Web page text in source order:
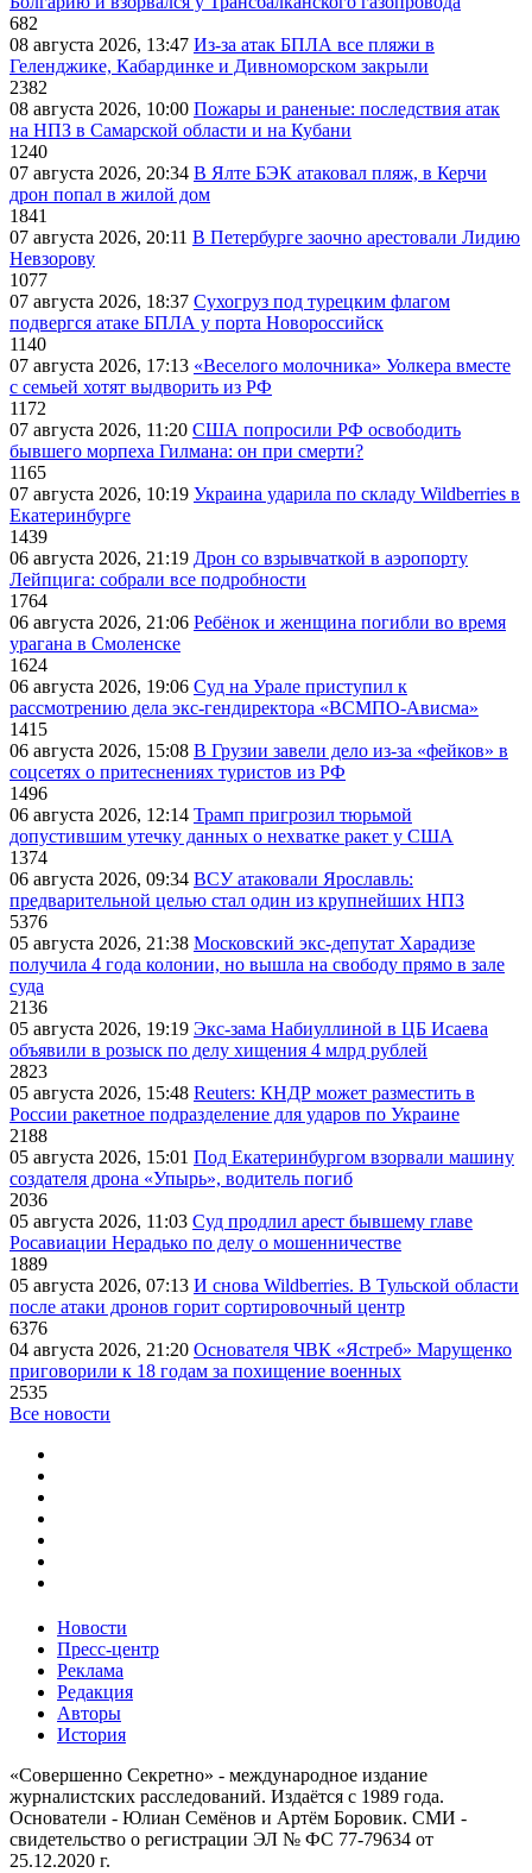
682
08 августа 2026, 13:47 Из-за атак БПЛА все пляжи в
Геленджике, Кабардинке и Дивноморском закрыли
2382
08 августа 2026, 10:00 Пожары и раненые: последствия атак
на НПЗ в Самарской области и на Кубани
1240
07 августа 2026, 20:34 В Ялте БЭК атаковал пляж, в Керчи
дрон попал в жилой дом
1841
07 августа 2026, 20:11 В Петербурге заочно арестовали Лидию
Невзорову
1077
07 августа 2026, 18:37 Сухогруз под турецким флагом
подвергся атаке БПЛА у порта Новороссийск
1140
07 августа 2026, 17:13 «Веселого молочника» Уолкера вместе
с семьей хотят выдворить из РФ
1172
07 августа 2026, 11:20 США попросили РФ освободить
бывшего морпеха Гилмана: он при смерти?
1165
07 августа 2026, 10:19 Украина ударила по складу Wildberries в
Екатеринбурге
1439
06 августа 2026, 21:19 Дрон со взрывчаткой в аэропорту
Лейпцига: собрали все подробности
1764
06 августа 2026, 21:06 Ребёнок и женщина погибли во время
урагана в Смоленске
1624
06 августа 2026, 19:06 Суд на Урале приступил к
рассмотрению дела экс-гендиректора «ВСМПО-Ависма»
1415
06 августа 2026, 15:08 В Грузии завели дело из-за «фейков» в
соцсетях о притеснениях туристов из РФ
1496
06 августа 2026, 12:14 Трамп пригрозил тюрьмой
допустившим утечку данных о нехватке ракет у США
1374
06 августа 2026, 09:34 ВСУ атаковали Ярославль:
предварительной целью стал один из крупнейших НПЗ
5376
05 августа 2026, 21:38 Московский экс-депутат Харадизе
получила 4 года колонии, но вышла на свободу прямо в зале
суда
2136
05 августа 2026, 19:19 Экс-зама Набиуллиной в ЦБ Исаева
объявили в розыск по делу хищения 4 млрд рублей
2823
05 августа 2026, 15:48 Reuters: КНДР может разместить в
России ракетное подразделение для ударов по Украине
2188
05 августа 2026, 15:01 Под Екатеринбургом взорвали машину
создателя дрона «Упырь», водитель погиб
2036
05 августа 2026, 11:03 Суд продлил арест бывшему главе
Росавиации Нерадько по делу о мошенничестве
1889
05 августа 2026, 07:13 И снова Wildberries. В Тульской области
после атаки дронов горит сортировочный центр
6376
04 августа 2026, 21:20 Основателя ЧВК «Ястреб» Марущенко
приговорили к 18 годам за похищение военных
2535
Все новости
Новости
Пресс-центр
Реклама
Редакция
Авторы
История
«Совершенно Секретно» - международное издание
журналистских расследований. Издаётся с 1989 года.
Основатели - Юлиан Семёнов и Артём Боровик. CМИ -
свидетельство о регистрации ЭЛ № ФС 77-79634 от
25.12.2020 г.